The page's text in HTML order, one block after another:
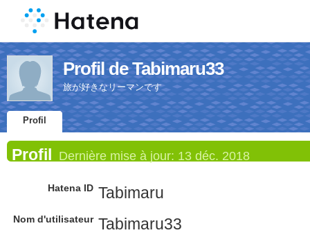
Profil de Tabimaru33
旅が好きなリーマンです
Profil
Profil Dernière mise à jour: 13 déc. 2018
Hatena ID Tabimaru
Nom d'utilisateur Tabimaru33